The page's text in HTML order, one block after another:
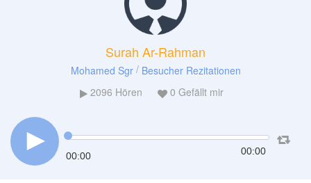
Surah Ar-Rahman
Mohamed Sgr/ Besucher Rezitationen
2096 Hören 0 Gefällt mir
00:00 00:00